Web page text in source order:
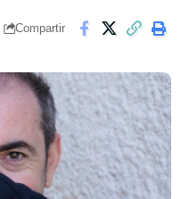
Compartir